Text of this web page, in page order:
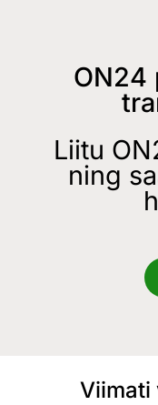
ON24
Liitu
ning
Viimati